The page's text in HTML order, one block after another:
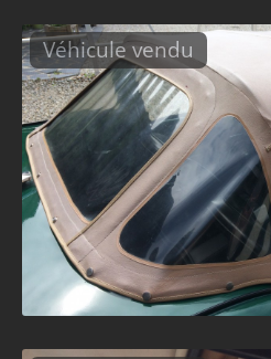
Véhicule vendu